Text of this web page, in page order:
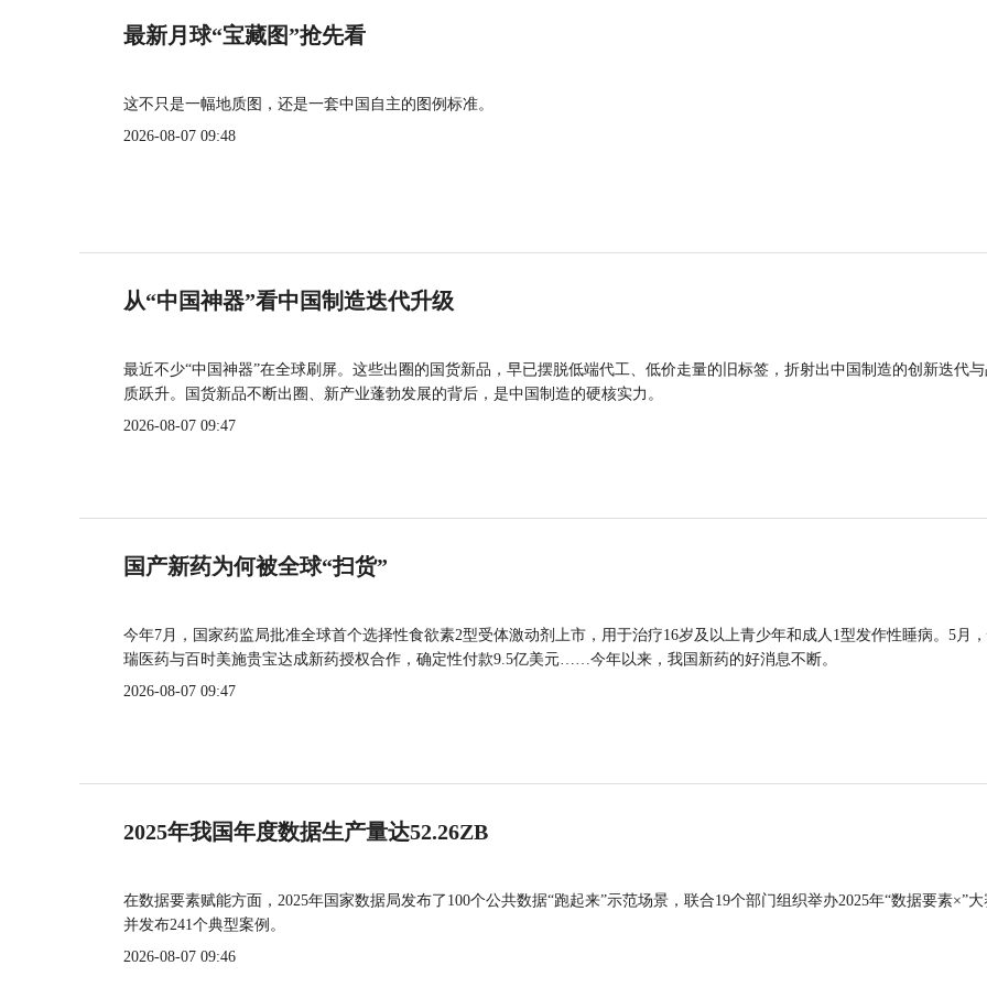
最新月球“宝藏图”抢先看
这不只是一幅地质图，还是一套中国自主的图例标准。
2026-08-07 09:48
从“中国神器”看中国制造迭代升级
最近不少“中国神器”在全球刷屏。这些出圈的国货新品，早已摆脱低端代工、低价走量的旧标签，折射出中国制造的创新迭代
质跃升。国货新品不断出圈、新产业蓬勃发展的背后，是中国制造的硬核实力。
2026-08-07 09:47
国产新药为何被全球“扫货”
今年7月，国家药监局批准全球首个选择性食欲素2型受体激动剂上市，用于治疗16岁及以上青少年和成人1型发作性睡病。5月
瑞医药与百时美施贵宝达成新药授权合作，确定性付款9.5亿美元……今年以来，我国新药的好消息不断。
2026-08-07 09:47
2025年我国年度数据生产量达52.26ZB
在数据要素赋能方面，2025年国家数据局发布了100个公共数据“跑起来”示范场景，联合19个部门组织举办2025年“数据要素×”大
并发布241个典型案例。
2026-08-07 09:46